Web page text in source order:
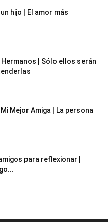
hijo | El amor más
Hermanos | Sólo ellos serán
Mejor Amiga | La persona
para reflexionar |